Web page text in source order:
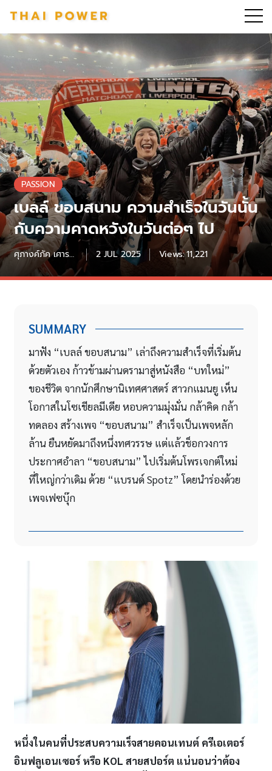
PASSION
เบลล์ ขอบสนาม ความสำเร็จในวันนั้น
กับความคาดหวังในวันต่อๆ ไป
ศุภางค์ภัค เศารยะ
2 JUL 2025 Views:11,221
SUMMARY
มาฟัง “เบลล์ ขอบสนาม” เล่าถึงความสำเร็จที่เริ่มต้น
ด้วยตัวเอง ก้าวข้ามผ่านดรามาสู่หนังสือ “บทใหม่”
ของชีวิต จากนักศึกษานิเทศศาสตร์ สาวกแมนยู เห็น
โอกาสในโซเชียลมีเดีย หอบความมุ่งมั่น กล้าคิด กล้า
ทดลอง สร้างเพจ “ขอบสนาม” สำเร็จเป็นเพจหลัก
ล้าน ยืนหยัดมาถึงหนึ่งทศวรรษ แต่แล้วช็อกวงการ
ประกาศอำลา “ขอบสนาม” ไปเริ่มต้นโพรเจกต์ใหม่
ที่ใหญ่กว่าเดิม ด้วย “แบรนด์ Spotz” โดยนำร่องด้วย
เพจเฟซบุ๊ก
หนึ่งในคนที่ประสบความเร็จสายคอนเทนต์ ครีเอเตอร์
อินฟลูเอนเซอร์ หรือ KOL สายสปอร์ต แน่นอนว่าต้อง